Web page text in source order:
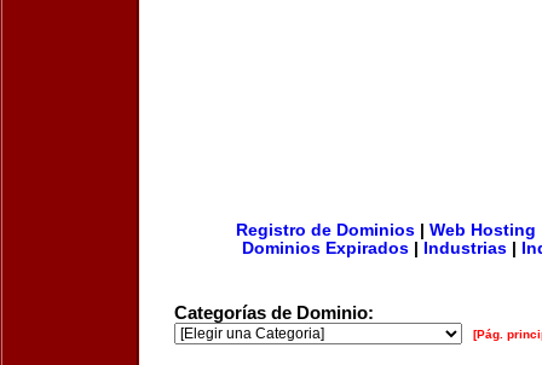
Registro de Dominios| Web Hosting
Dominios Expirados
Industrias
Categorías de Dominio:
[Pág.